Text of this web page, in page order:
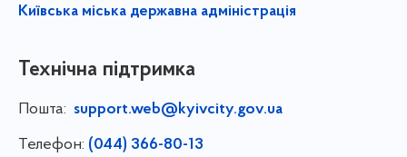
Київська міська державна адміністрація
Технічна підтримка
Пошта: support.web@kyivcity.gov.ua
Телефон: (044) 366-80-13